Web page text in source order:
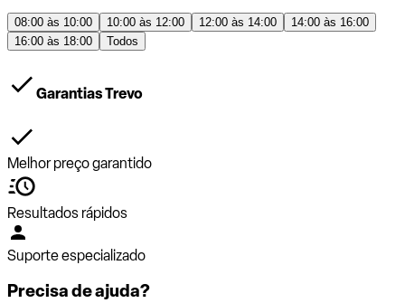
08:00 às 10:00 10:00 às 12:00 12:00 às 14:00
14:00 às 16:00
16:00 às 18:00
Todos
Garantias Trevo
Melhor preço garantido
Resultados rápidos
Suporte especializado
Precisa de ajuda?